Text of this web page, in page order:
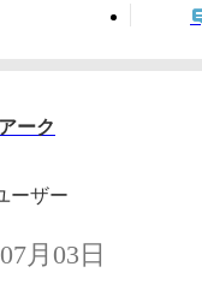
ーク
ーザー
月03日